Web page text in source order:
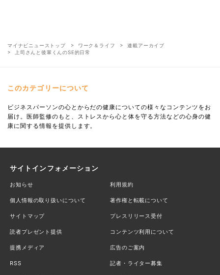
マイナビニューストップ ワーク＆ライフ
連載アーカイブ
上司さんと後輩くんのSE的日常
このカテゴリーについて
ビジネスパーソンの心とからだの健康についての様々なコンテンツをお
届け。医師監修のもと、ストレスから心と体を守る方法などの心身の健
康に関する情報を提供します。
サイトインフォメーション
お知らせ 利用規約
個人情報の取り扱いについて 著作権と転載について
サイトマップ プレスリリース受付
読者プレゼント提供 コンテンツ利用について
提携メディア 広告のご案内
RSS 記者・ライター募集